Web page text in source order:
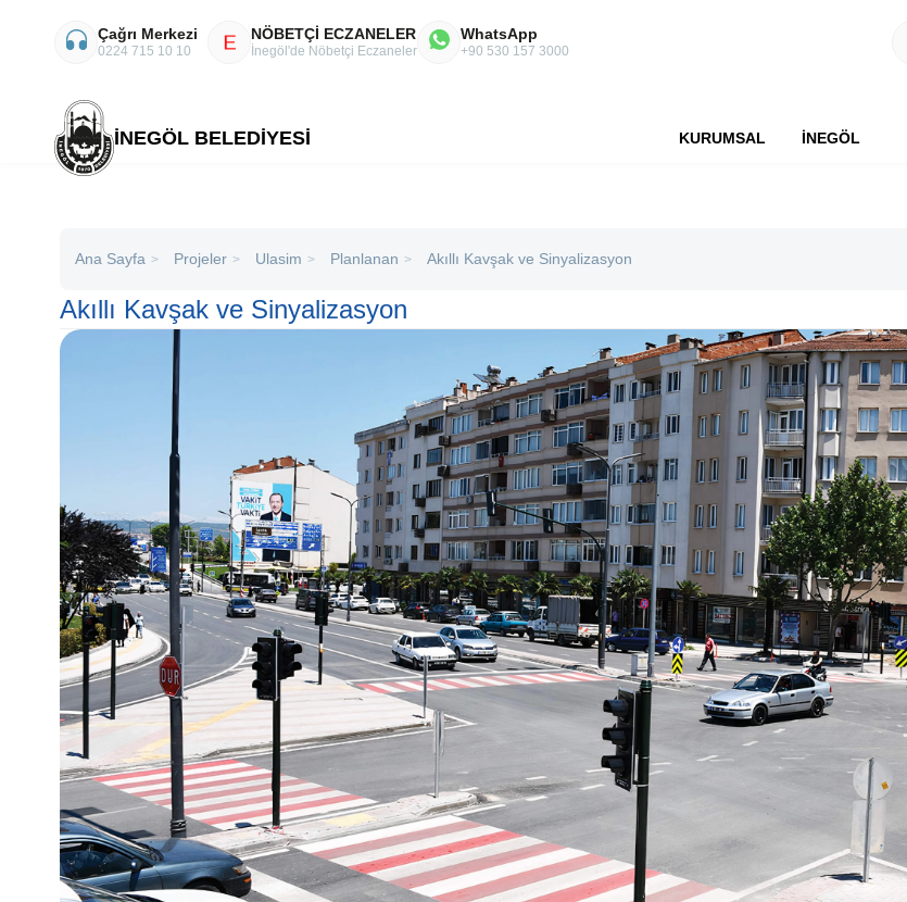
Çağrı Merkezi
0224 715 10 10 E NÖBETÇİ ECZANELER
İnegöl'de Nöbetçi Eczaneler
WhatsApp
+90 530 157 3000
İNEGÖL BELEDİYESİ KURUMSAL İNEGÖL
Ana Sayfa > Projeler > Ulasim > Planlanan > Akıllı Kavşak ve Sinyalizasyon
Akıllı Kavşak ve Sinyalizasyon